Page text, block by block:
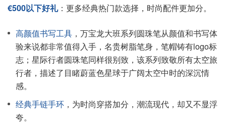
€500以下好礼：更多经典热门款选择，时尚配件更加分。
高颜值书写工具 ，万宝龙大班系列圆珠笔从颜值和书写体
验来说都非常值得入手，名贵树脂笔身，笔帽铸有logo标
志；星际行者圆珠笔同样很别致，该系列致敬所有太空旅
行者，描述了目睹蔚蓝色星球于广阔太空中时的深沉情
感。
经典手链手环 ，为时尚穿搭加分，潮流现代，却又不显浮
夸。